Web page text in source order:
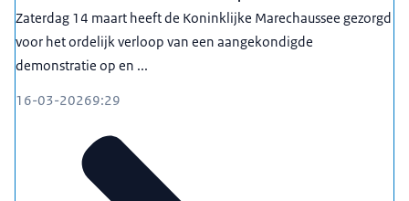
begaan, door de Marechaussee worden aangehouden
of opgespoord. Om deze reden worden er door de
Marechaussee doorgaans camerabeelden van
demonstraties gemaakt. Het feit dat er een
plegen van strafbare feiten. Alle overige geldende
wetgeving blijft onverminderd van kracht.
Zaterdag 14 maart heeft de Koninklijke Marechaussee gezorgd
voor het ordelijk verloop van een aangekondigde
demonstratie op en ...
16-03-20269:29